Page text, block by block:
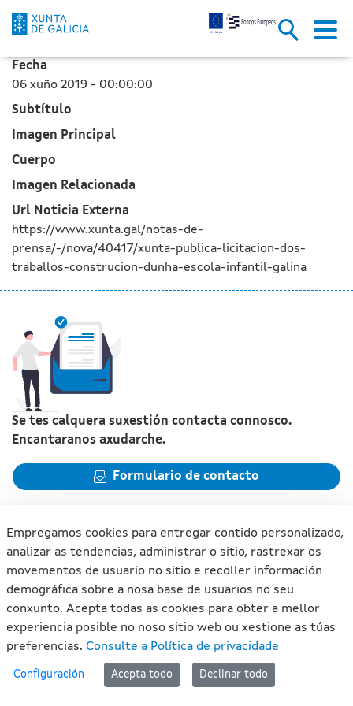
A Xunta publica a licitación
Skip to Main Content
Fecha
06 xuño 2019 - 00:00:00
Subtítulo
Imagen Principal
Cuerpo
Imagen Relacionada
Url Noticia Externa
https://www.xunta.gal/notas-de-
prensa/-/nova/40417/xunta-publica-licitacion-dos-
traballos-construcion-dunha-escola-infantil-galina
Se tes calquera suxestión contacta connosco.
Encantaranos axudarche.
Formulario de contacto
Xunta de Galicia. Información mantida e publicada na internet
pola Xunta de Galicia
Atención á cidadanía
Accesibilidade
Mapa do portal
Empregamos cookies para entregar contido personalizado,
analizar as tendencias, administrar o sitio, rastrexar os
movementos de usuario no sitio e recoller información
demográfica sobre a nosa base de usuarios no seu
conxunto. Acepta todas as cookies para obter a mellor
experiencia posible no noso sitio web ou xestione as túas
preferencias. Consulte a Política de privacidade
Configuración Acepta todo Declinar todo